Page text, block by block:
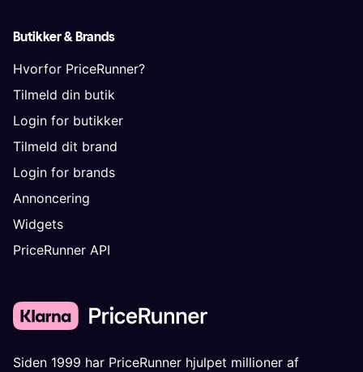
Butikker & Brands
Hvorfor PriceRunner?
Tilmeld din butik
Login for butikker
Tilmeld dit brand
Login for brands
Annoncering
Widgets
PriceRunner API
Siden 1999 har PriceRunner hjulpet millioner af